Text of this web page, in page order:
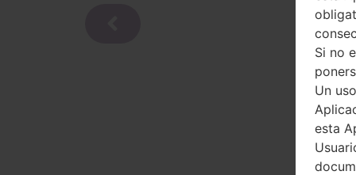
Si no
Un
esta